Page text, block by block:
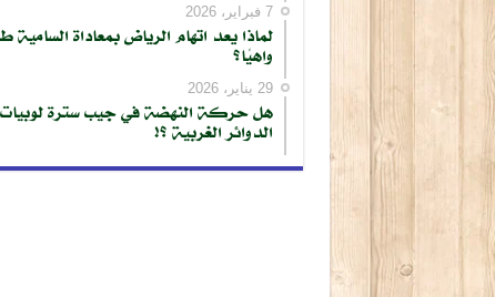
7 فبراير، 2026
لماذا يعد اتهام الرياض بمعاداة السامية
واهيًا؟
29 يناير، 2026
هل حركة النهضة في جيب سترة لوبيات
الدوائر الغربية ؟!